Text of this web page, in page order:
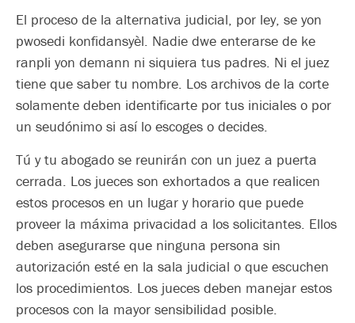
El proceso de la alternativa judicial, por ley, se yon
pwosedi konfidansyèl. Nadie dwe enterarse de ke
ranpli yon demann ni siquiera tus padres. Ni el juez
tiene que saber tu nombre. Los archivos de la corte
solamente deben identificarte por tus iniciales o por
un seudónimo si así lo escoges o decides.
Tú y tu abogado se reunirán con un juez a puerta
cerrada. Los jueces son exhortados a que realicen
estos procesos en un lugar y horario que puede
proveer la máxima privacidad a los solicitantes. Ellos
deben asegurarse que ninguna persona sin
autorización esté en la sala judicial o que escuchen
los procedimientos. Los jueces deben manejar estos
procesos con la mayor sensibilidad posible.